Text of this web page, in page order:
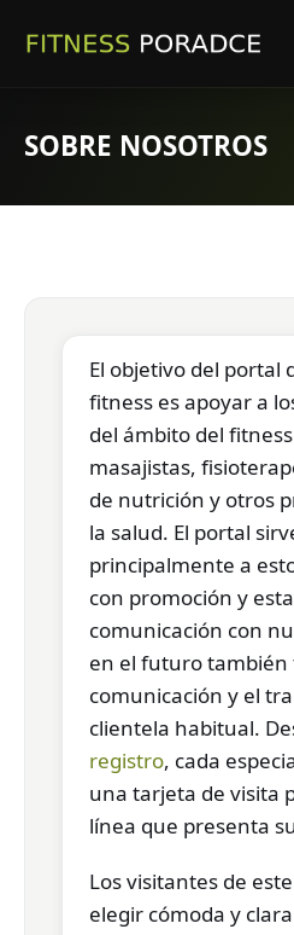
SOBRE NOSOTROS
El objetivo del portal
fitness es apoyar a
del ámbito del
masajistas,
de nutrición y otros
la salud. El portal
principalmente a
con promoción y
comunicación con
en el futuro también
comunicación y el
clientela habitual.
registro, cada
una tarjeta de visita
línea que presenta
Los visitantes de
elegir cómoda y